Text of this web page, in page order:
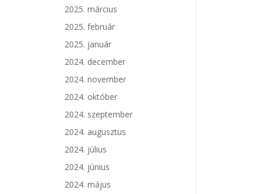
2025. március
2025. február
2025. január
2024. december
2024. november
2024. október
2024. szeptember
2024. augusztus
2024. július
2024. június
2024. május